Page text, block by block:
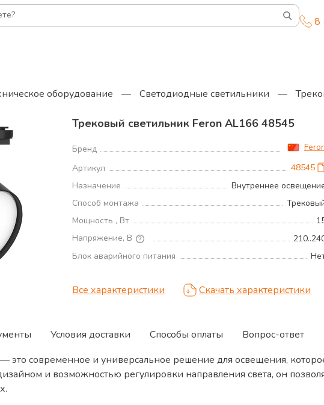
8
оборудование — Светодиодные светильники —
Трековый светильник Feron AL166 48545
Бренд
Артикул
48545
Назначение
Внутреннее
Способ монтажа
Мощность , Вт
Напряжение, В
Блок аварийного питания
Все характеристики Скачать характеристики
Условия доставки Способы оплаты
Вопрос-ответ
современное и универсальное решение для освещения,
и возможностью регулировки направления света, он